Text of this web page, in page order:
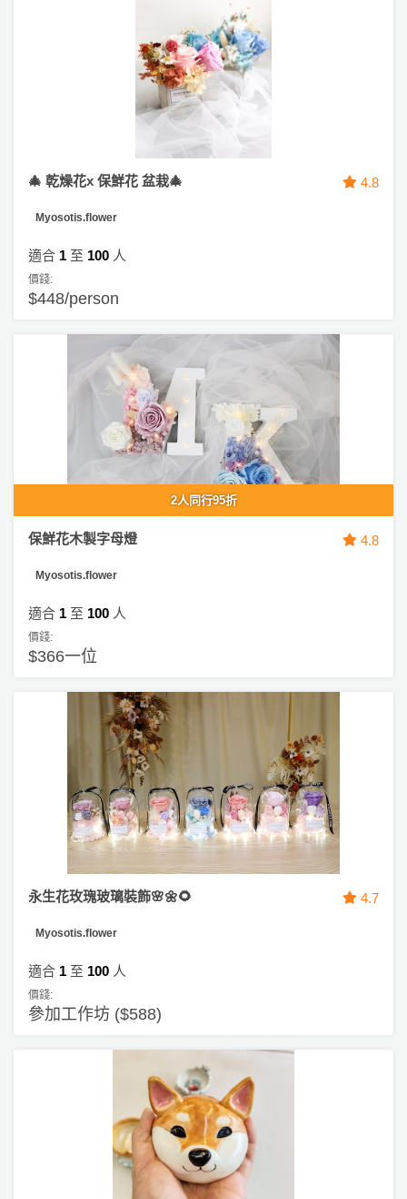
🎄 乾燥花x 保鮮花 盆栽🎄 4.8
Myosotis.flower
適合 1 至 100 人
價錢:
$448/person
2人同行95折
保鮮花木製字母燈 4.8
Myosotis.flower
適合 1 至 100 人
價錢:
$366一位
永生花玫瑰玻璃裝飾🌸🌼🌻 4.7
Myosotis.flower
適合 1 至 100 人
價錢:
參加工作坊 ($588)